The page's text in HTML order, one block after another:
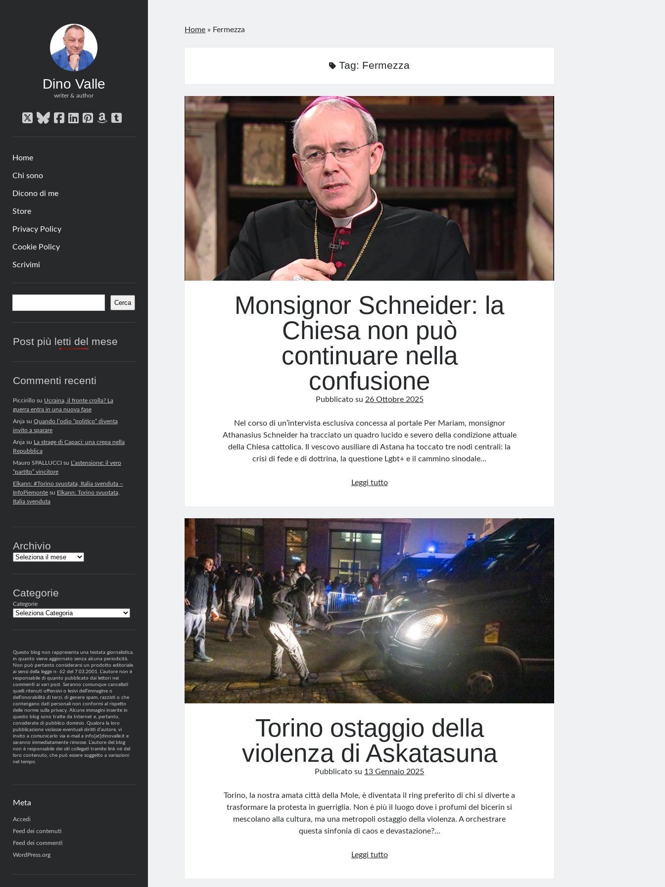
Dino Valle
writer & author
twitterbluesky
facebook
linkedin
pinterest
amazon
tumblr
Home
Chi sono
Dicono di me
Store
Privacy Policy
Cookie Policy
Scrivimi
Barra
laterale
Cerca
Post più letti del mese
Commenti recenti
Piccirillosu Ucraina, il fronte crolla? La
guerra entra in una nuova fase
Anjasu Quando l’odio “politico” diventa
invito a sparare
Anjasu La strage di Capaci: una crepa nella
Repubblica
Mauro SPALLUCCIsu L’astensione: il vero
“partito” vincitore
Elkann: #Torino svuotata, Italia svenduta –
InfoPiemontesu Elkann: Torino svuotata,
Italia svenduta
Archivio
Archivi
Categorie
Categorie
Questo blog non rappresenta una testata giornalistica,
in quanto viene aggiornato senza alcuna periodicità.
Non può pertanto considerarsi un prodotto editoriale
ai sensi della legge n· 62 del 7.03.2001. L’autore non è
responsabile di quanto pubblicato dai lettori nei
commenti ai vari post. Saranno comunque cancellati
quelli ritenuti offensivi o lesivi dell’immagine o
dell’onorabilità di terzi, di genere spam, razzisti o che
contengano dati personali non conformi al rispetto
delle norme sulla privacy. Alcune immagini inserite in
questo blog sono tratte da Internet e, pertanto,
considerate di pubblico dominio. Qualora la loro
pubblicazione violasse eventuali diritti d’autore, vi
invito a comunicarlo via e-mail a info[at]dinovalle.it e
saranno immediatamente rimosse. L’autore del blog
non è responsabile dei siti collegati tramite link né del
loro contenuto, che può essere soggetto a variazioni
nel tempo.
Meta
Accedi
Feed dei contenuti
Feed dei commenti
WordPress.org
Home » Fermezza
Tag: Fermezza
Monsignor Schneider: la
Chiesa non può
continuare nella
confusione
Pubblicato su 26 Ottobre 2025
Nel corso di un’intervista esclusiva concessa al portale Per Mariam, monsignor
Athanasius Schneider ha tracciato un quadro lucido e severo della condizione attuale
della Chiesa cattolica. Il vescovo ausiliare di Astana ha toccato tre nodi centrali: la
crisi di fede e di dottrina, la questione Lgbt+ e il cammino sinodale…
Leggi tuttoMonsignor
Chiesa
può
continuare
nella
confusione
Torino ostaggio della
violenza di Askatasuna
Pubblicato su 13 Gennaio 2025
Torino, la nostra amata città della Mole, è diventata il ring preferito di chi si diverte a
trasformare la protesta in guerriglia. Non è più il luogo dove i profumi del bicerin si
mescolano alla cultura, ma una metropoli ostaggio della violenza. A orchestrare
questa sinfonia di caos e devastazione?…
Leggi tuttoTorino